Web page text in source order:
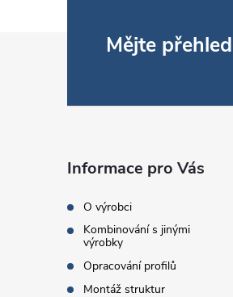
Mějte
Informace pro Vás
O výrobci
Kombinování s jinými
výrobky
Opracování profilů
Montáž struktur